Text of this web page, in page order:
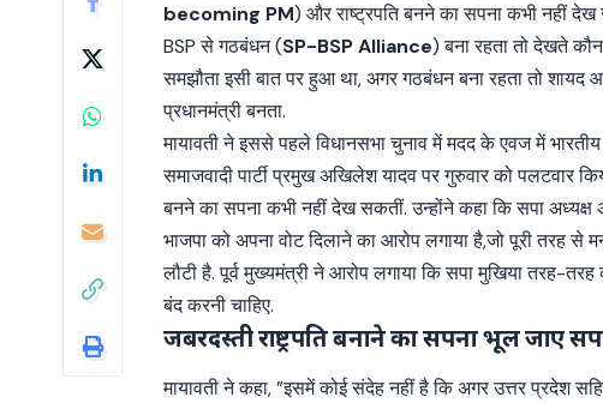
becoming PM) और राष्ट्रपति बनने का सपना कभी नहीं
BSP से गठबंधन (SP-BSP Alliance) बना रहता तो देखते
समझौता इसी बात पर हुआ था, अगर गठबंधन बना रहता तो
प्रधानमंत्री बनता.
मायावती ने इससे पहले विधानसभा चुनाव में मदद के एवज में भारतीय
समाजवादी पार्टी प्रमुख अखिलेश यादव पर गुरुवार को पलटवार
बनने का सपना कभी नहीं देख सकतीं. उन्होंने कहा कि सपा अध्यक्ष
भाजपा को अपना वोट दिलाने का आरोप लगाया है,जो पूरी तरह
लौटी है. पूर्व मुख्यमंत्री ने आरोप लगाया कि सपा मुखिया तरह-
बंद करनी चाहिए.
जबरदस्ती राष्ट्रपति बनाने का सपना भूल जाए
मायावती ने कहा, ”इसमें कोई संदेह नहीं है कि अगर उत्तर प्रदेश